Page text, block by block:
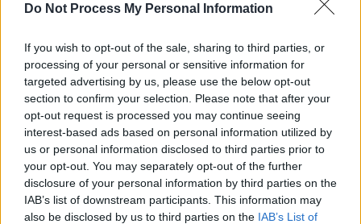
Do Not Process My Personal Information
If you wish to opt-out of the sale, sharing to third parties, or
processing of your personal or sensitive information for
targeted advertising by us, please use the below opt-out
section to confirm your selection. Please note that after your
opt-out request is processed you may continue seeing
interest-based ads based on personal information utilized by
us or personal information disclosed to third parties prior to
your opt-out. You may separately opt-out of the further
disclosure of your personal information by third parties on the
IAB’s list of downstream participants. This information may
also be disclosed by us to third parties on the IAB’s List of
To ταξίδι των Ελλήνων της
Μαριούπολης